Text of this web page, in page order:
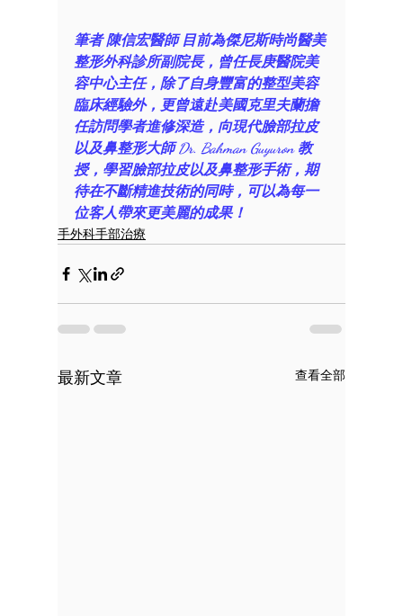
筆者 陳信宏醫師 目前為傑尼斯時尚醫美
整形外科診所副院長，曾任長庚醫院美
容中心主任，除了自身豐富的整型美容
臨床經驗外，更曾遠赴美國克里夫蘭擔
任訪問學者進修深造，向現代臉部拉皮
以及鼻整形大師 Dr. Bahman Guyuron 教
授，學習臉部拉皮以及鼻整形手術，期
待在不斷精進技術的同時，可以為每一
位客人帶來更美麗的成果！
手外科手部治療
最新文章 查看全部